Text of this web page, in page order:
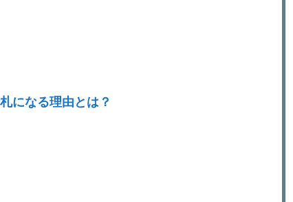
になる理由とは？